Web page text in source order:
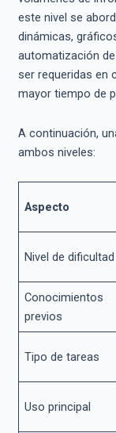
este nivel se
dinámicas,
automatización
ser requeridas en
mayor tiempo de
A continuación,
ambos niveles:
Aspecto
Nivel de dificultad
Conocimientos
previos
Tipo de tareas
Uso principal